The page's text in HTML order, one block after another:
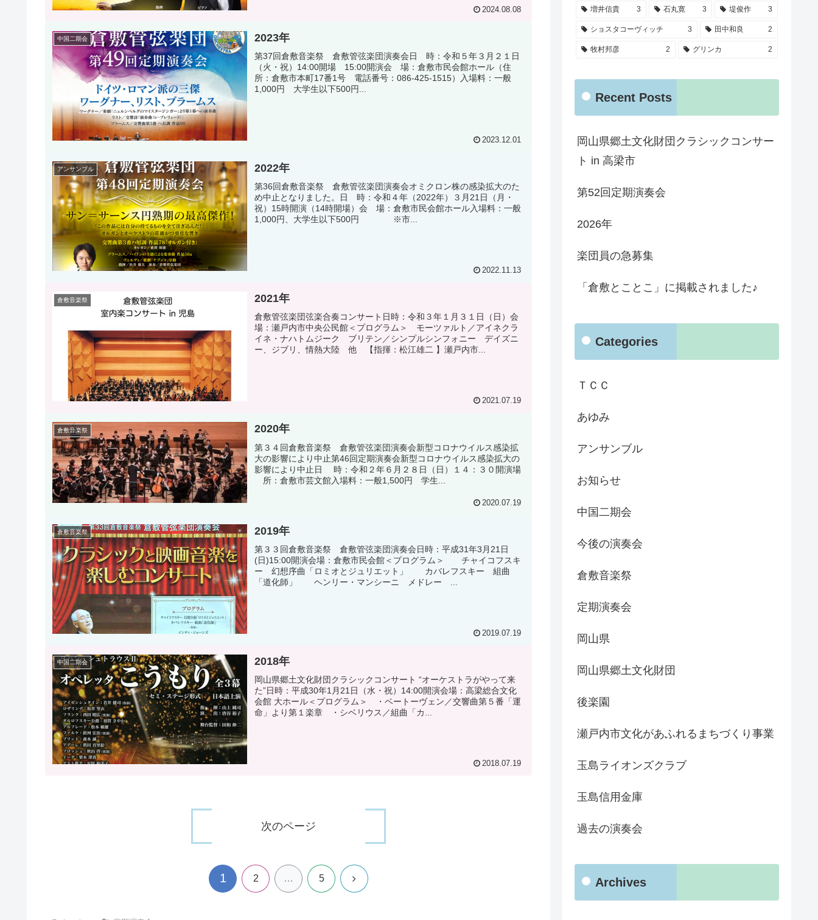
2024.08.08
中国二期会 2023年
第37回倉敷音楽祭 倉敷管弦楽団演奏会日 時：令和５年３月２１日
（火・祝）14:00開場 15:00開演会 場：倉敷市民会館ホール（住
所：倉敷市本町17番1号 電話番号：086-425-1515）入場料：一般
1,000円 大学生以下500円...
2023.12.01
アンサンブル 2022年
第36回倉敷音楽祭 倉敷管弦楽団演奏会オミクロン株の感染拡大のた
め中止となりました。日 時：令和４年（2022年）３月21日（月・
祝）15時開演（14時開場）会 場：倉敷市民会館ホール入場料：一般
1,000円、大学生以下500円 ※市...
2022.11.13
倉敷音楽祭 2021年
倉敷管弦楽団弦楽合奏コンサート日時：令和３年１月３１日（日）会
場：瀬戸内市中央公民館＜プログラム＞ モーツァルト／アイネクラ
イネ・ナハトムジーク ブリテン／シンプルシンフォニー デイズニ
ー、ジブリ、情熱大陸 他 【指揮：松江雄二 】瀬戸内市...
2021.07.19
倉敷音楽祭 2020年
第３４回倉敷音楽祭 倉敷管弦楽団演奏会新型コロナウイルス感染拡
大の影響により中止第46回定期演奏会新型コロナウイルス感染拡大の
影響により中止日 時：令和２年６月２８日（日）１４：３０開演場
所：倉敷市芸文館入場料：一般1,500円 学生...
2020.07.19
倉敷音楽祭 2019年
第３３回倉敷音楽祭 倉敷管弦楽団演奏会日時：平成31年3月21日
(日)15:00開演会場：倉敷市民会館＜プログラム＞ チャイコフスキ
ー 幻想序曲「ロミオとジュリエット」 カバレフスキー 組曲
「道化師」 ヘンリー・マンシーニ メドレー ...
2019.07.19
中国二期会 2018年
岡山県郷土文化財団クラシックコンサート “オーケストラがやって来
た”日時：平成30年1月21日（水・祝）14:00開演会場：高梁総合文化
会館 大ホール＜プログラム＞ ・ベートーヴェン／交響曲第５番「運
命」より第１楽章 ・シベリウス／組曲「カ...
2018.07.19
次のページ
1 2 … 5 次
増井信貴 3 石丸寛 3 堤俊作 3
ショスタコーヴィッチ 3 田中和良 2
牧村邦彦 2 グリンカ 2
Recent Posts
岡山県郷土文化財団クラシックコンサー
ト in 高梁市
第52回定期演奏会
2026年
楽団員の急募集
「倉敷とことこ」に掲載されました♪
Categories
ＴＣＣ
あゆみ
アンサンブル
お知らせ
中国二期会
今後の演奏会
倉敷音楽祭
定期演奏会
岡山県
岡山県郷土文化財団
後楽園
瀬戸内市文化があふれるまちづくり事業
玉島ライオンズクラブ
玉島信用金庫
過去の演奏会
Archives